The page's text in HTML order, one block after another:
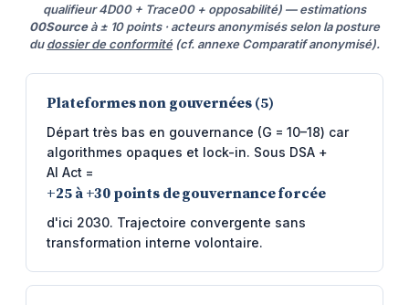
qualifieur 4D00 + Trace00 + opposabilité) — estimations
00Sourceà ± 10 points · acteurs anonymisés selon la posture
dudossier de conformité(cf. annexe Comparatif anonymisé).
Plateformes non gouvernées (5)
Départ très bas en gouvernance (G = 10–18) car
algorithmes opaques et lock-in. Sous DSA +
AI Act =
+25 à +30 points de gouvernance forcée
d'ici 2030. Trajectoire convergente sans
transformation interne volontaire.